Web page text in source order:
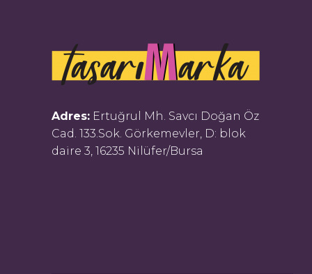
Adres: Ertuğrul Mh. Savcı Doğan Öz
Cad. 133.Sok. Görkemevler, D: blok
daire 3, 16235 Nilüfer/Bursa